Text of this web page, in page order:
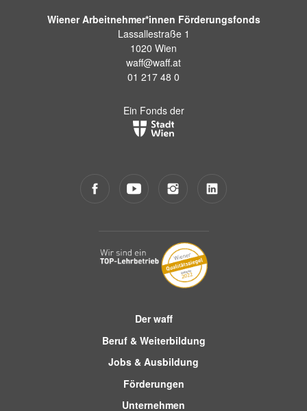
Wiener Arbeitnehmer*innen Förderungsfonds
Lassallestraße 1
1020 Wien
waff@waff.at
01 217 48 0
Ein Fonds der
Der waff
Beruf & Weiterbildung
Jobs & Ausbildung
Förderungen
Unternehmen